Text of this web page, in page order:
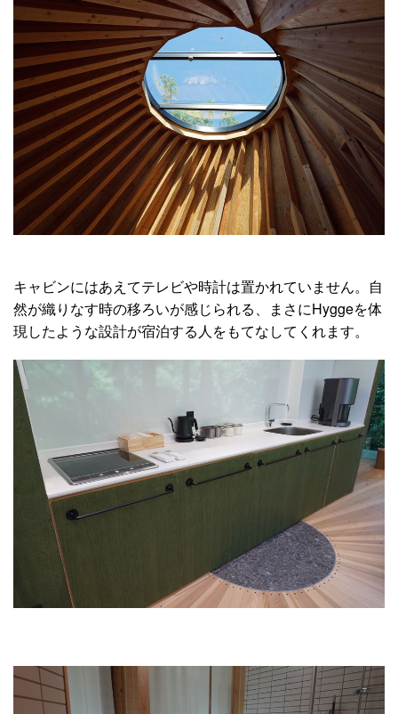
キャビンにはあえてテレビや時計は置かれていません。自
然が織りなす時の移ろいが感じられる、まさにHyggeを体
現したような設計が宿泊する人をもてなしてくれます。